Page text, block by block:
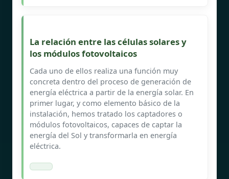
La relación entre las células solares y
los módulos fotovoltaicos
Cada uno de ellos realiza una función muy
concreta dentro del proceso de generación de
energía eléctrica a partir de la energía solar. En
primer lugar, y como elemento básico de la
instalación, hemos tratado los captadores o
módulos fotovoltaicos, capaces de captar la
energía del Sol y transformarla en energía
eléctrica.